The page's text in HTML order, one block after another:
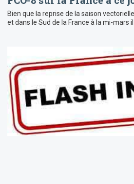
Bien que la reprise de la saison
et dans le Sud de la France à la mi-mars il